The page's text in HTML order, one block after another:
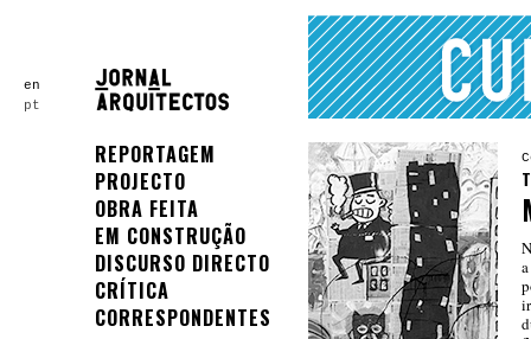
en
pt
REPORTAGEM
PROJECTO
OBRA FEITA
EM CONSTRUÇÃO
DISCURSO DIRECTO
CRÍTICA
CORRESPONDENTES